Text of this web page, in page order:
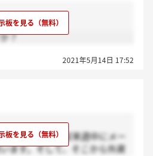
？
2021年5月14日 17:52
考を通過すれば来週中にメー
ます。そして、そこから外資